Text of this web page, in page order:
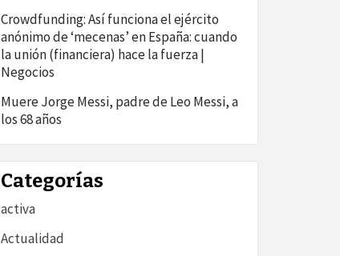
Crowdfunding: Así funciona el ejército
anónimo de ‘mecenas’ en España: cuando
la unión (financiera) hace la fuerza |
Negocios
Muere Jorge Messi, padre de Leo Messi, a
los 68 años
Categorías
activa
Actualidad